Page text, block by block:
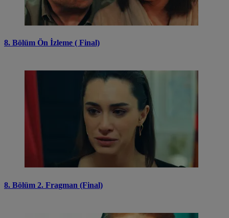
8. Bölüm Ön İzleme ( Final)
8. Bölüm 2. Fragman (Final)